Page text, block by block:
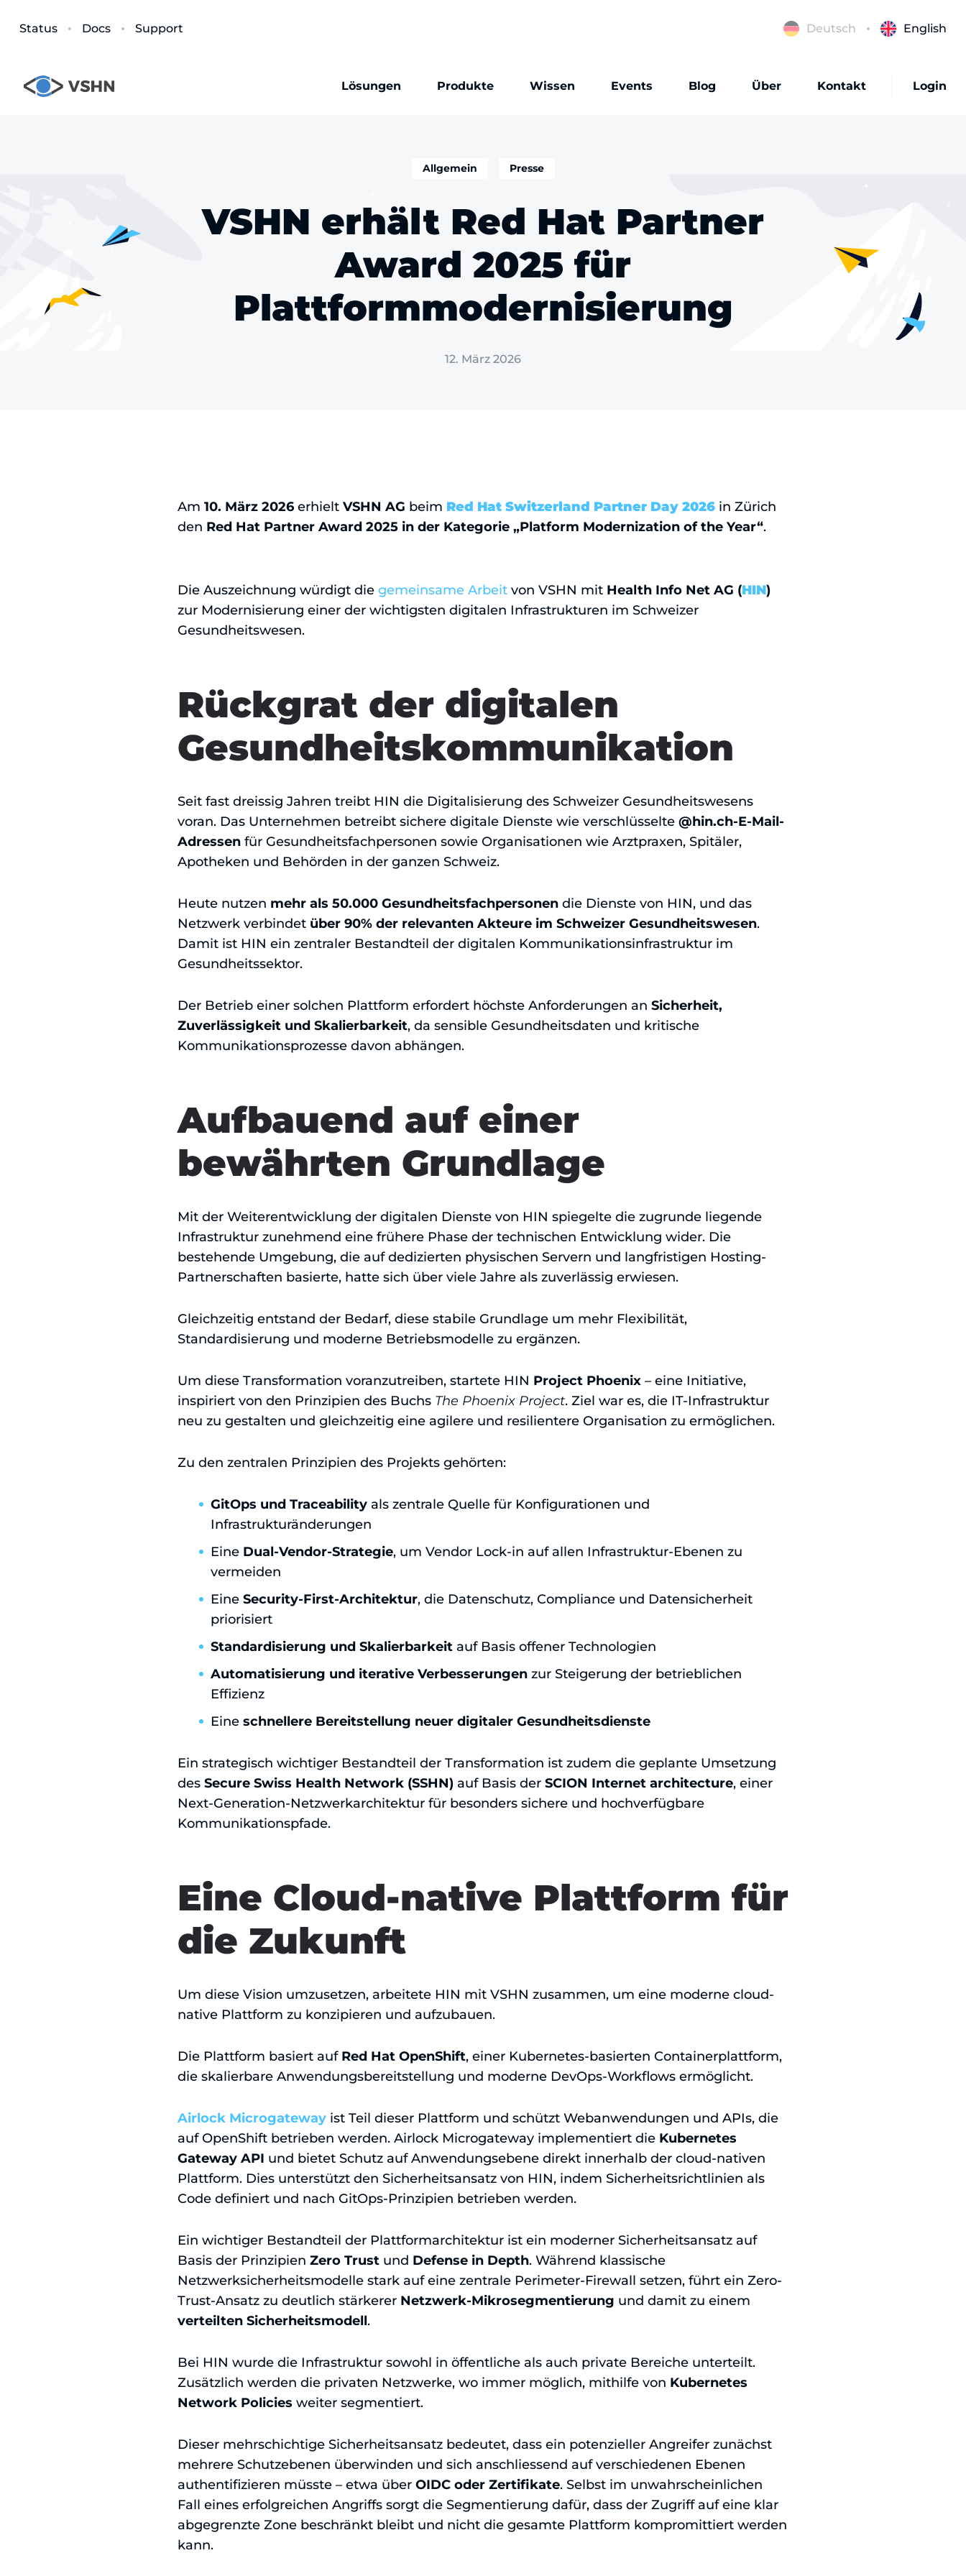
Status Docs Support Deutsch English
Lösungen Produkte Wissen Events Blog Über Kontakt Login
Allgemein Presse
VSHN erhält Red Hat Partner
Award 2025 für
Plattformmodernisierung
12. März 2026
Am 10. März 2026 erhielt VSHN AG beim Red Hat Switzerland Partner Day 2026 in Zürich
den Red Hat Partner Award 2025 in der Kategorie „Platform Modernization of the Year“.
Die Auszeichnung würdigt die gemeinsame Arbeit von VSHN mit Health Info Net AG (HIN)
zur Modernisierung einer der wichtigsten digitalen Infrastrukturen im Schweizer
Gesundheitswesen.
Rückgrat der digitalen
Gesundheitskommunikation
Seit fast dreissig Jahren treibt HIN die Digitalisierung des Schweizer Gesundheitswesens
voran. Das Unternehmen betreibt sichere digitale Dienste wie verschlüsselte @hin.ch-E-Mail-
Adressen für Gesundheitsfachpersonen sowie Organisationen wie Arztpraxen, Spitäler,
Apotheken und Behörden in der ganzen Schweiz.
Heute nutzen mehr als 50.000 Gesundheitsfachpersonen die Dienste von HIN, und das
Netzwerk verbindet über 90% der relevanten Akteure im Schweizer Gesundheitswesen.
Damit ist HIN ein zentraler Bestandteil der digitalen Kommunikationsinfrastruktur im
Gesundheitssektor.
Der Betrieb einer solchen Plattform erfordert höchste Anforderungen an Sicherheit,
Zuverlässigkeit und Skalierbarkeit, da sensible Gesundheitsdaten und kritische
Kommunikationsprozesse davon abhängen.
Aufbauend auf einer
bewährten Grundlage
Mit der Weiterentwicklung der digitalen Dienste von HIN spiegelte die zugrunde liegende
Infrastruktur zunehmend eine frühere Phase der technischen Entwicklung wider. Die
bestehende Umgebung, die auf dedizierten physischen Servern und langfristigen Hosting-
Partnerschaften basierte, hatte sich über viele Jahre als zuverlässig erwiesen.
Gleichzeitig entstand der Bedarf, diese stabile Grundlage um mehr Flexibilität,
Standardisierung und moderne Betriebsmodelle zu ergänzen.
Um diese Transformation voranzutreiben, startete HIN Project Phoenix – eine Initiative,
inspiriert von den Prinzipien des Buchs The Phoenix Project. Ziel war es, die IT-Infrastruktur
neu zu gestalten und gleichzeitig eine agilere und resilientere Organisation zu ermöglichen.
Zu den zentralen Prinzipien des Projekts gehörten:
GitOps und Traceability als zentrale Quelle für Konfigurationen und
Infrastrukturänderungen
Eine Dual-Vendor-Strategie, um Vendor Lock-in auf allen Infrastruktur-Ebenen zu
vermeiden
Eine Security-First-Architektur, die Datenschutz, Compliance und Datensicherheit
priorisiert
Standardisierung und Skalierbarkeit auf Basis offener Technologien
Automatisierung und iterative Verbesserungen zur Steigerung der betrieblichen
Effizienz
Eine schnellere Bereitstellung neuer digitaler Gesundheitsdienste
Ein strategisch wichtiger Bestandteil der Transformation ist zudem die geplante Umsetzung
des Secure Swiss Health Network (SSHN) auf Basis der SCION Internet architecture, einer
Next-Generation-Netzwerkarchitektur für besonders sichere und hochverfügbare
Kommunikationspfade.
Eine Cloud-native Plattform für
die Zukunft
Um diese Vision umzusetzen, arbeitete HIN mit VSHN zusammen, um eine moderne cloud-
native Plattform zu konzipieren und aufzubauen.
Die Plattform basiert auf Red Hat OpenShift, einer Kubernetes-basierten Containerplattform,
die skalierbare Anwendungsbereitstellung und moderne DevOps-Workflows ermöglicht.
Airlock Microgateway ist Teil dieser Plattform und schützt Webanwendungen und APIs, die
auf OpenShift betrieben werden. Airlock Microgateway implementiert die Kubernetes
Gateway API und bietet Schutz auf Anwendungsebene direkt innerhalb der cloud-nativen
Plattform. Dies unterstützt den Sicherheitsansatz von HIN, indem Sicherheitsrichtlinien als
Code definiert und nach GitOps-Prinzipien betrieben werden.
Ein wichtiger Bestandteil der Plattformarchitektur ist ein moderner Sicherheitsansatz auf
Basis der Prinzipien Zero Trust und Defense in Depth. Während klassische
Netzwerksicherheitsmodelle stark auf eine zentrale Perimeter-Firewall setzen, führt ein Zero-
Trust-Ansatz zu deutlich stärkerer Netzwerk-Mikrosegmentierung und damit zu einem
verteilten Sicherheitsmodell.
Bei HIN wurde die Infrastruktur sowohl in öffentliche als auch private Bereiche unterteilt.
Zusätzlich werden die privaten Netzwerke, wo immer möglich, mithilfe von Kubernetes
Network Policies weiter segmentiert.
Dieser mehrschichtige Sicherheitsansatz bedeutet, dass ein potenzieller Angreifer zunächst
mehrere Schutzebenen überwinden und sich anschliessend auf verschiedenen Ebenen
authentifizieren müsste – etwa über OIDC oder Zertifikate. Selbst im unwahrscheinlichen
Fall eines erfolgreichen Angriffs sorgt die Segmentierung dafür, dass der Zugriff auf eine klar
abgegrenzte Zone beschränkt bleibt und nicht die gesamte Plattform kompromittiert werden
kann.